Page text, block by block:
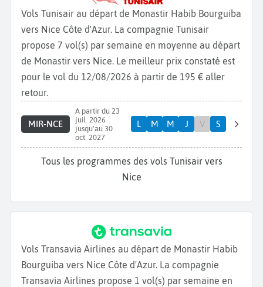
Vols Tunisair au départ de Monastir Habib Bourguiba
vers Nice Côte d'Azur. La compagnie Tunisair
propose 7 vol(s) par semaine en moyenne au départ
de Monastir vers Nice. Le meilleur prix constaté est
pour le vol du 12/08/2026 à partir de 195 € aller
retour.
MIR-NCE
A partir du 23
juil. 2026
jusqu'au 30
oct. 2027
L M M J V S
Tous les programmes des vols Tunisair vers
Nice
Vols Transavia Airlines au départ de Monastir Habib
Bourguiba vers Nice Côte d'Azur. La compagnie
Transavia Airlines propose 1 vol(s) par semaine en